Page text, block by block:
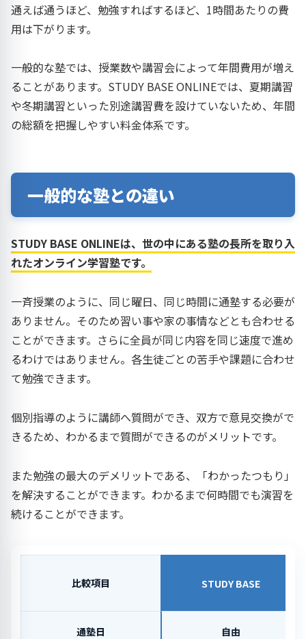
通えば通うほど、勉強すればするほど、1時間あたりの費
用は下がります。
一般的な塾では、授業数や講習会によって年間費用が増え
ることがあります。STUDY BASE ONLINEでは、夏期講習
や冬期講習といった別途講習費を設けていないため、年間
の総額を把握しやすい料金体系です。
一般的な塾との違い
STUDY BASE ONLINEは、世の中にある塾の長所を取り入
れたオンライン学習塾です。
一斉授業のように、同じ曜日、同じ時間に通塾する必要が
ありません。そのため習い事や家の事情などとも合わせる
ことができます。さらに全員が同じ内容を同じ速度で進め
るわけではありません。各生徒ごとの苦手や課題に合わせ
て勉強できます。
個別指導のように講師へ質問ができ、双方で意見交換がで
きるため、わかるまで質問ができるのがメリットです。
また勉強の最大のデメリットである、「わかったつもり」
を解決することができます。わかるまで何時間でも演習を
続けることができます。
比較項目 STUDY BASE
通塾日 自由